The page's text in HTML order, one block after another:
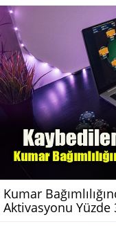
Kumar
Aktivasyonu Yüzde